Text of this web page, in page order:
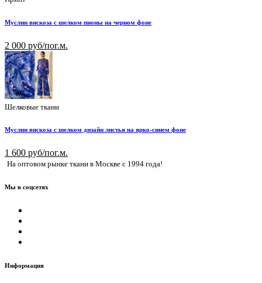
Муслин вискоза с шелком пионы на черном фоне
2 000 руб/пог.м.
Шелковые ткани
Муслин вискоза с шелком дизайн листья на ярко-синем фоне
1 600 руб/пог.м.
На оптовом рынке ткани в Москве с 1994 года!
Мы в соцсетях
Информация